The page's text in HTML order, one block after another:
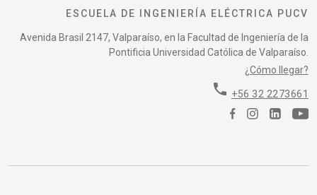
ESCUELA DE INGENIERÍA ELÉCTRICA PUCV
Avenida Brasil 2147, Valparaíso, en la Facultad de Ingeniería de la
Pontificia Universidad Católica de Valparaíso.
¿Cómo llegar?
phone +56 32 2273661